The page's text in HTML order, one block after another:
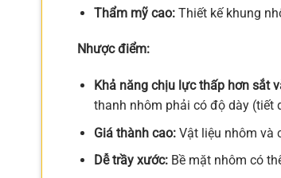
Thẩm mỹ cao:Thiết kế khung
Nhược điểm:
Khả năng chịu lực thấp hơn sắt
thanh nhôm phải có độ dày (tiết
Giá thành cao:Vật liệu nhôm và
Dễ trầy xước:Bề mặt nhôm có